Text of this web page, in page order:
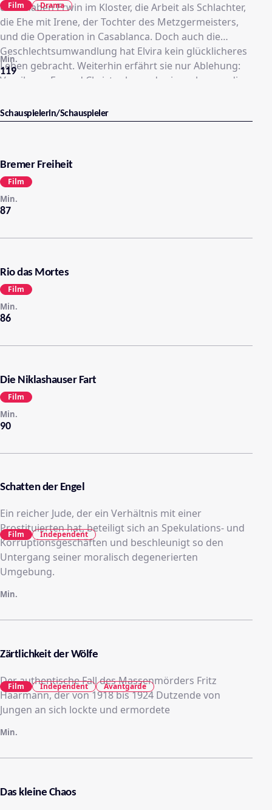
des Knaben Erwin im Kloster, die Arbeit als Schlachter,
die Ehe mit Irene, der Tochter des Metzgermeisters,
und die Operation in Casablanca. Doch auch die
Geschlechtsumwandlung hat Elvira kein glücklicheres
Leben gebracht. Weiterhin erfährt sie nur Ablehung:
Von ihrem Freund Christoph wurde sie verlassen, die
sich Erwin hat umoperieren lassen, will nun auch die
Frau Elvira nicht lieben. So streift sie die letzten fünf
119
Min.
Film Drama
Schauspielerin/Schauspieler
Bremer Freiheit
87
Min.
Film
Rio das Mortes
86
Min.
Film
Die Niklashauser Fart
90
Min.
Film
Schatten der Engel
Ein reicher Jude, der ein Verhältnis mit einer
Prostituierten hat, beteiligt sich an Spekulations- und
Korruptionsgeschäften und beschleunigt so den
Untergang seiner moralisch degenerierten
Umgebung.
Min.
Film Independent
Zärtlichkeit der Wölfe
Der authentische Fall des Massenmörders Fritz
Haarmann, der von 1918 bis 1924 Dutzende von
Jungen an sich lockte und ermordete
Min.
Film Independent Avantgarde
Das kleine Chaos